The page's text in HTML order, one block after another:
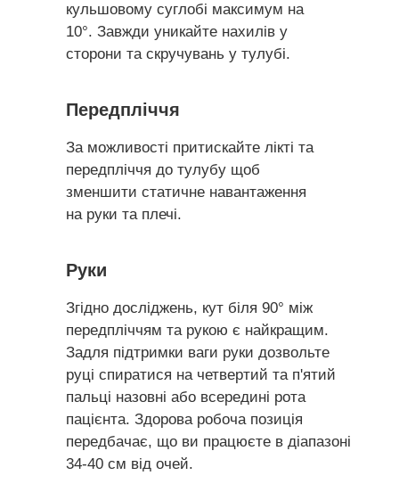
кульшовому суглобі максимум на
10°. Завжди уникайте нахилів у
сторони та скручувань у тулубі.
Згідно досліджень, кут біля 90° між
передпліччям та рукою є найкращим.
Задля підтримки ваги руки дозвольте
руці спиратися на четвертий та п'ятий
пальці назовні або всередині рота
пацієнта. Здорова робоча позиція
передбачає, що ви працюєте в діапазоні
34-40 см від очей.
За можливості притискайте лікті та
передпліччя до тулубу щоб
зменшити статичне навантаження
на руки та плечі.
Руки
Передпліччя